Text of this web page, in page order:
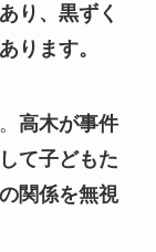
り、黒ずく
ります。
高木が事件
て子どもた
関係を無視